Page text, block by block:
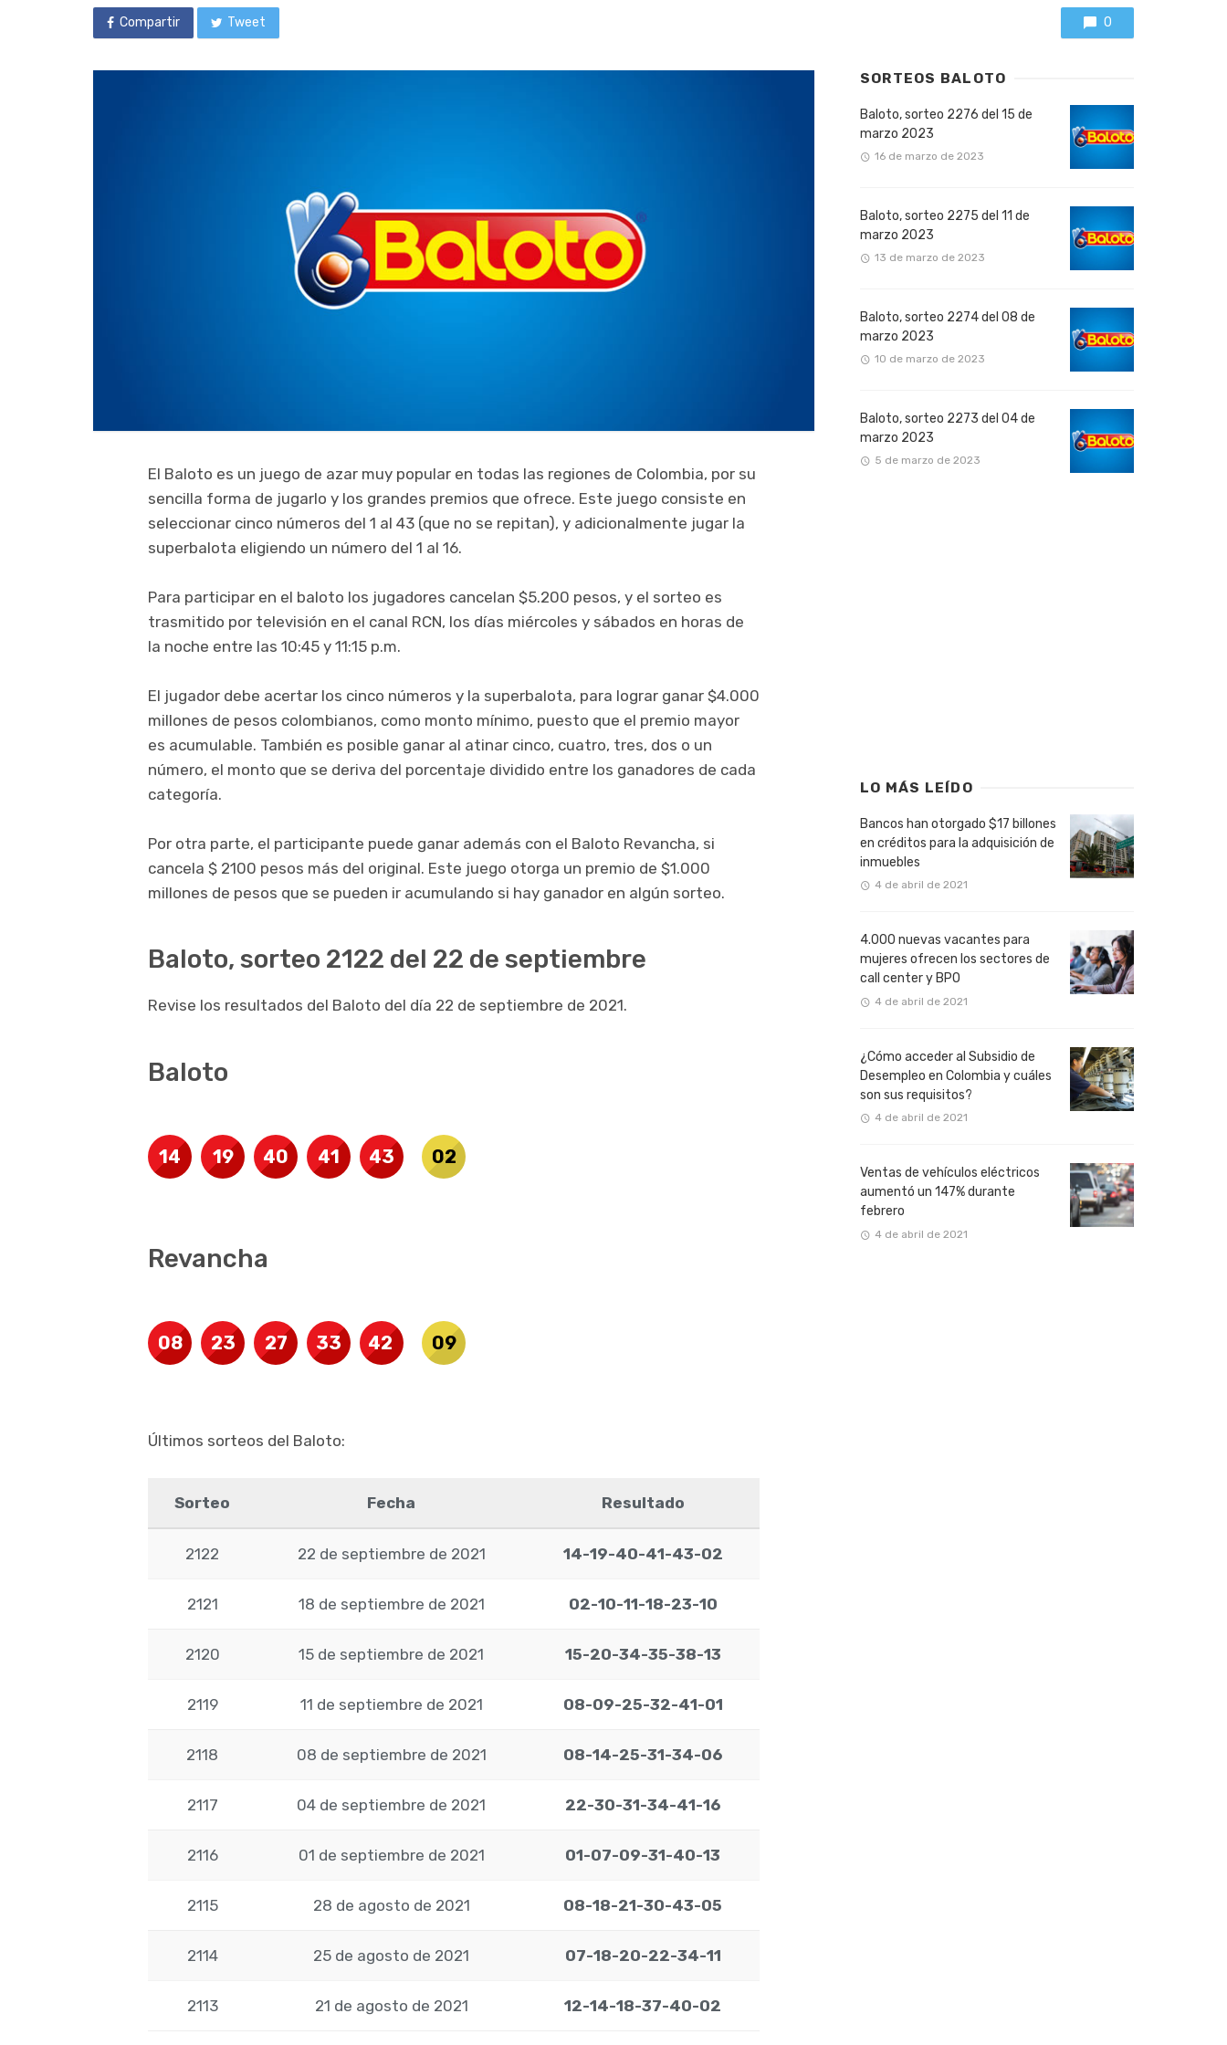
Compartir Tweet 0
El Baloto es un juego de azar muy popular en todas las regiones de Colombia, por su
sencilla forma de jugarlo y los grandes premios que ofrece. Este juego consiste en
seleccionar cinco números del 1 al 43 (que no se repitan), y adicionalmente jugar la
superbalota eligiendo un número del 1 al 16.
Para participar en el baloto los jugadores cancelan $5.200 pesos, y el sorteo es
trasmitido por televisión en el canal RCN, los días miércoles y sábados en horas de
la noche entre las 10:45 y 11:15 p.m.
El jugador debe acertar los cinco números y la superbalota, para lograr ganar $4.000
millones de pesos colombianos, como monto mínimo, puesto que el premio mayor
es acumulable. También es posible ganar al atinar cinco, cuatro, tres, dos o un
número, el monto que se deriva del porcentaje dividido entre los ganadores de cada
categoría.
Por otra parte, el participante puede ganar además con el Baloto Revancha, si
cancela $ 2100 pesos más del original. Este juego otorga un premio de $1.000
millones de pesos que se pueden ir acumulando si hay ganador en algún sorteo.
Baloto, sorteo 2122 del 22 de septiembre
Revise los resultados del Baloto del día 22 de septiembre de 2021.
Baloto
14 19 40 41 43 02
Revancha
08 23 27 33 42 09
Últimos sorteos del Baloto:
Sorteo Fecha Resultado
2122 22 de septiembre de 2021 14-19-40-41-43-02
2121 18 de septiembre de 2021 02-10-11-18-23-10
2120 15 de septiembre de 2021 15-20-34-35-38-13
2119 11 de septiembre de 2021 08-09-25-32-41-01
2118 08 de septiembre de 2021 08-14-25-31-34-06
2117 04 de septiembre de 2021 22-30-31-34-41-16
2116 01 de septiembre de 2021 01-07-09-31-40-13
2115 28 de agosto de 2021 08-18-21-30-43-05
2114 25 de agosto de 2021 07-18-20-22-34-11
2113 21 de agosto de 2021 12-14-18-37-40-02
SORTEOS BALOTO
Baloto, sorteo 2276 del 15 de
marzo 2023
16 de marzo de 2023
Baloto, sorteo 2275 del 11 de
marzo 2023
13 de marzo de 2023
Baloto, sorteo 2274 del 08 de
marzo 2023
10 de marzo de 2023
Baloto, sorteo 2273 del 04 de
marzo 2023
5 de marzo de 2023
LO MÁS LEÍDO
Bancos han otorgado $17 billones
en créditos para la adquisición de
inmuebles
4 de abril de 2021
4.000 nuevas vacantes para
mujeres ofrecen los sectores de
call center y BPO
4 de abril de 2021
¿Cómo acceder al Subsidio de
Desempleo en Colombia y cuáles
son sus requisitos?
4 de abril de 2021
Ventas de vehículos eléctricos
aumentó un 147% durante
febrero
4 de abril de 2021